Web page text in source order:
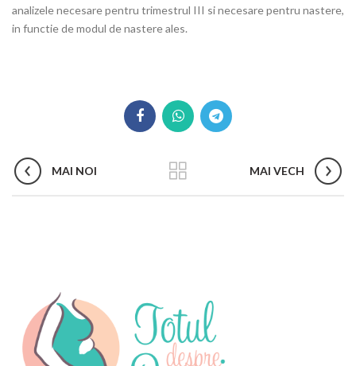
analizele necesare pentru trimestrul III si necesare pentru nastere,
in functie de modul de nastere ales.
MAI NOI MAI VECH